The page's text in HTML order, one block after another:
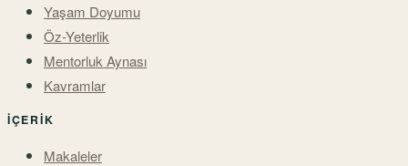
Yaşam Doyumu
Öz-Yeterlik
Mentorluk Aynası
Kavramlar
İÇERIK
Makaleler